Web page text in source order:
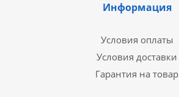
Информация
Условия оплаты
Условия доставки
Гарантия на товар